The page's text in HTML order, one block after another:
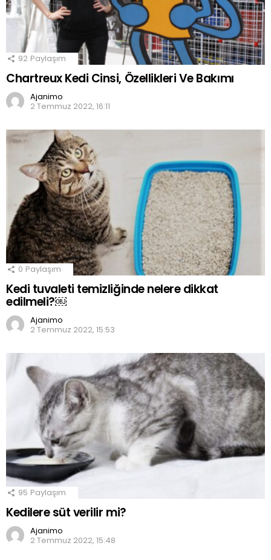
92 Paylaşım
Chartreux Kedi Cinsi, Özellikleri Ve Bakımı
Ajanimo
2 Temmuz 2022, 16:11
0 Paylaşım
Kedi tuvaleti temizliğinde nelere dikkat
edilmeli?￼
Ajanimo
2 Temmuz 2022, 15:53
95 Paylaşım
Kedilere süt verilir mi?
Ajanimo
2 Temmuz 2022, 15:48